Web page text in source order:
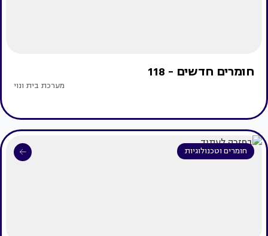
חומרים חדשים - 118
מערכת בית ונוי
חומרים וטכנולוגיות